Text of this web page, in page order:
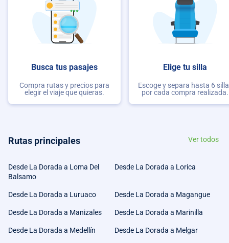
Busca tus pasajes
Compra rutas y precios para
elegir el viaje que quieras.
Elige tu silla
Escoge y separa hasta 6
por cada compra realizada.
Rutas principales Ver todos
Desde La Dorada a Loma Del
Balsamo
Desde La Dorada a Lorica
Desde La Dorada a Luruaco Desde La Dorada a Magangue
Desde La Dorada a Manizales Desde La Dorada a Marinilla
Desde La Dorada a Medellín Desde La Dorada a Melgar